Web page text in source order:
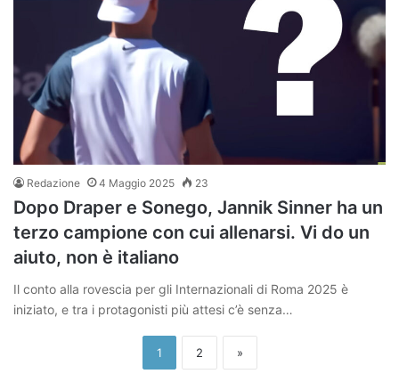
Redazione 4 Maggio 2025 23
Dopo Draper e Sonego, Jannik Sinner ha un
terzo campione con cui allenarsi. Vi do un
aiuto, non è italiano
Il conto alla rovescia per gli Internazionali di Roma 2025 è
iniziato, e tra i protagonisti più attesi c’è senza…
1 2 »